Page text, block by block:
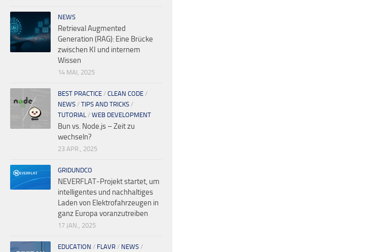
NEWS
Retrieval Augmented
Generation (RAG): Eine Brücke
zwischen KI und internem
Wissen
14 MAI, 2025
BEST PRACTICE / CLEAN CODE /
NEWS / TIPS AND TRICKS /
TUTORIAL / WEB DEVELOPMENT
Bun vs. Node.js – Zeit zu
wechseln?
23 APR., 2025
GRIDUNDCO
NEVERFLAT-Projekt startet, um
intelligentes und nachhaltiges
Laden von Elektrofahrzeugen in
ganz Europa voranzutreiben
17 JAN., 2025
EDUCATION / FLAVR / NEWS /